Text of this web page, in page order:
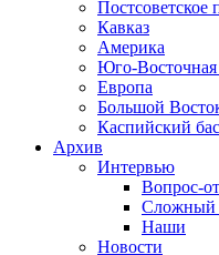
Постсоветское
Кавказ
Америка
Юго-
Европа
Большой
Каспийский
Архив
Интервью
Вопрос-
Сложный
Наши
Новости